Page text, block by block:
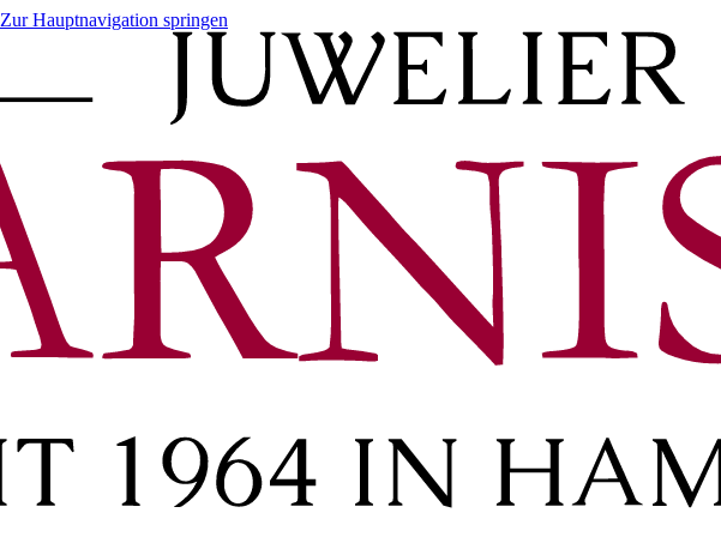
Zur Hauptnavigation springen